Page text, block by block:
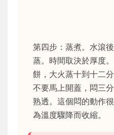
第四步：蒸煮。水滾
蒸。時間取決於厚度
餅，大火蒸十到十二
不要馬上開蓋，悶三
熟透。這個悶的動作
為溫度驟降而收縮。